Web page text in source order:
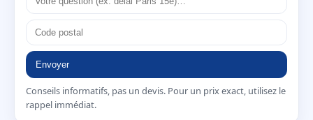
Envoyer
Conseils informatifs, pas un devis. Pour un prix exact, utilisez le
rappel immédiat.